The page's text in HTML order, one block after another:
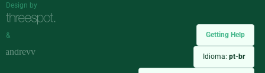
Getting Help
Idioma: pt-br
Design by
&